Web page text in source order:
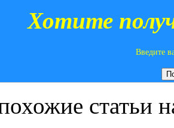
Хотите
Введите
статьи